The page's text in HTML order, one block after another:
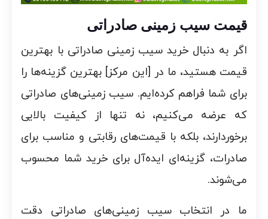
قیمت سیب زمینی صادراتی
اگر به دنبال خرید سیب زمینی صادراتی با بهترین
قیمت هستید، ما در [این مرکز] بهترین گزینه‌ها را
برای شما فراهم کرده‌ایم. سیب زمینی‌های صادراتی
که عرضه می‌کنیم، نه تنها از کیفیت بالایی
برخوردارند، بلکه با قیمت‌های رقابتی و مناسب برای
صادرات، گزینه‌ای ایده‌آل برای خرید شما محسوب
می‌شوند.
ما در انتخاب سیب زمینی‌های صادراتی دقت